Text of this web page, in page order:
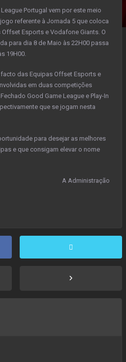
Portugal vem por este meio
referente à Jornada 5 que coloca
Esports e Vodafone Giants. O
para dia 8 de Maio às 22H00 passa
19H00.
das Equipas Offset Esports e
em duas competições
Good Game League e Play-In
que se jogam nesta
para desejar as melhores
e que consigam elevar o nome
A Administração